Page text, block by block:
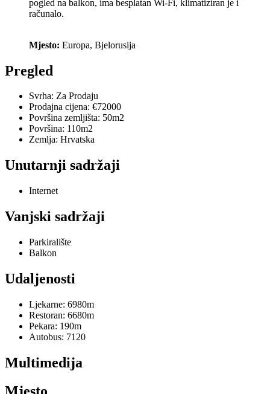
pogled na balkon, ima besplatan Wi-Fi, klimatiziran je i
računalo.
Mjesto: Europa, Bjelorusija
Pregled
Svrha: Za Prodaju
Prodajna cijena: €72000
Površina zemljišta: 50m2
Površina: 110m2
Zemlja: Hrvatska
Unutarnji sadržaji
Internet
Vanjski sadržaji
Parkiralište
Balkon
Udaljenosti
Ljekarne: 6980m
Restoran: 6680m
Pekara: 190m
Autobus: 7120
Multimedija
Mjesto